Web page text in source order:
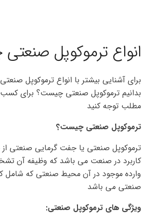
انواع ترموکوپل
برای آشنایی بیشتر با انواع ترموکوپل صنعتی
بدانیم ترموکوپل صنعتی چیست؟ برای کسب
مطلب توجه کنید
ترموکوپل صنعتی چیست؟
ترموکوپل صنعتی یا جفت گرمایی صنعتی از
کاربرد در صنعت می باشد که وظیفه آن
وارده موجود در آن محیط صنعتی که شامل
صنعتی می باشد
ویژگی های ترموکوپل صنعتی: